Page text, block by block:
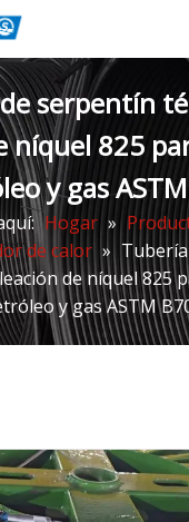
serpentín
níquel 825
y gas
Hogar »
de calor »
de níquel 825
y gas ASTM